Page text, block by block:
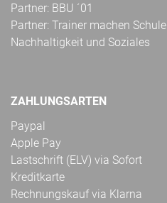
Partner: BBU ´01
Partner: Trainer machen Schule
Nachhaltigkeit und Soziales
ZAHLUNGSARTEN
Paypal
Apple Pay
Lastschrift (ELV) via Sofort
Kreditkarte
Rechnungskauf via Klarna